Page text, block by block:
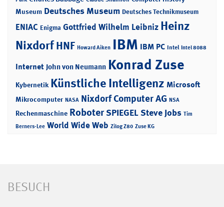
Museum Deutsches Museum Deutsches Technikmuseum
ENIAC Enigma Gottfried Wilhelm Leibniz Heinz
NixdorfHNF Howard Aiken IBM IBM PC Intel Intel 8088
Internet John von Neumann Konrad Zuse
Kybernetik Künstliche Intelligenz Microsoft
Mikrocomputer NASA Nixdorf Computer AG NSA
Rechenmaschine RoboterSPIEGELSteve Jobs Tim
Berners-Lee World Wide Web Zilog Z80 Zuse KG
BESUCH